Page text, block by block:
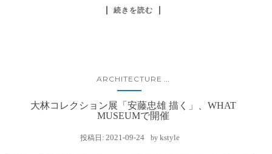
続きを読む
ARCHITECTURE
大林コレクション展「安藤忠雄 描く」、WHAT
MUSEUMで開催
投稿日: 2021-09-24 by kstyle